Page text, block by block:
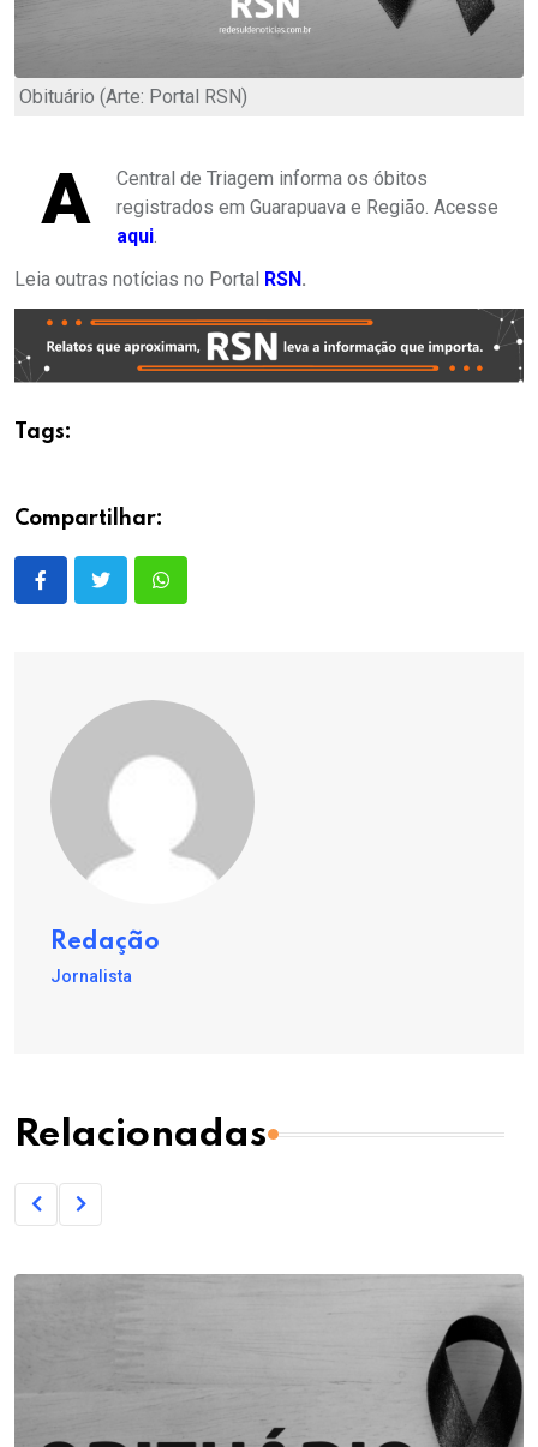
Obituário (Arte: Portal RSN)
A
Central de Triagem informa os óbitos
registrados em Guarapuava e Região. Acesse
aqui
Leia outras notícias no Portal RSN.
Tags:
Compartilhar:
Redação
Jornalista
Relacionadas